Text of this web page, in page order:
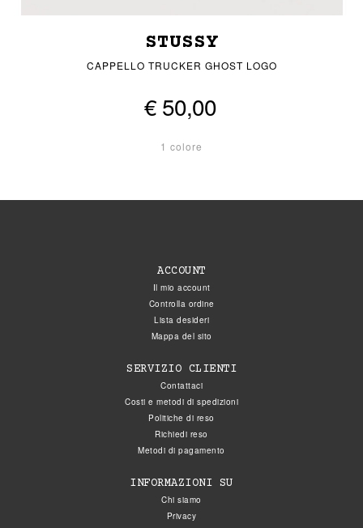
STUSSY
CAPPELLO TRUCKER GHOST LOGO
€ 50,00
1 colore
ACCOUNT
Il mio account
Controlla ordine
Lista desideri
Mappa del sito
SERVIZIO CLIENTI
Contattaci
Costi e metodi di spedizioni
Politiche di reso
Richiedi reso
Metodi di pagamento
INFORMAZIONI SU
Chi siamo
Privacy